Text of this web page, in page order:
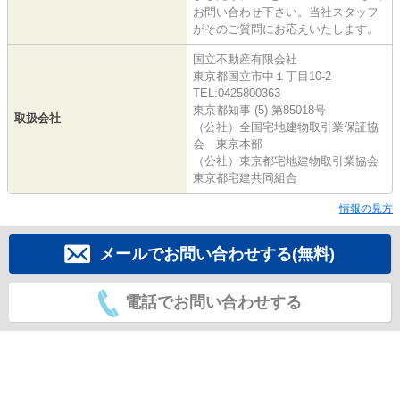
お問い合わせ下さい。当社スタッフ
がそのご質問にお応えいたします。
取扱会社
国立不動産有限会社
東京都国立市中１丁目10-2
TEL:0425800363
東京都知事 (5) 第85018号
（公社）全国宅地建物取引業保証協
会 東京本部
（公社）東京都宅地建物取引業協会
東京都宅建共同組合
情報の見方
メールでお問い合わせする(無料)
電話でお問い合わせする